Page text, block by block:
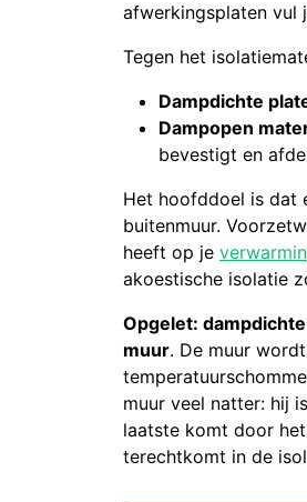
afwerkingsplaten vul
Tegen het
Dampdichte
Dampopen
bevestigt en
Het hoofddoel is dat
buitenmuur.
heeft op je
akoestische isolatie
Opgelet:
muur. De muur
muur veel natter: hij
laatste komt door
terechtkomt in de